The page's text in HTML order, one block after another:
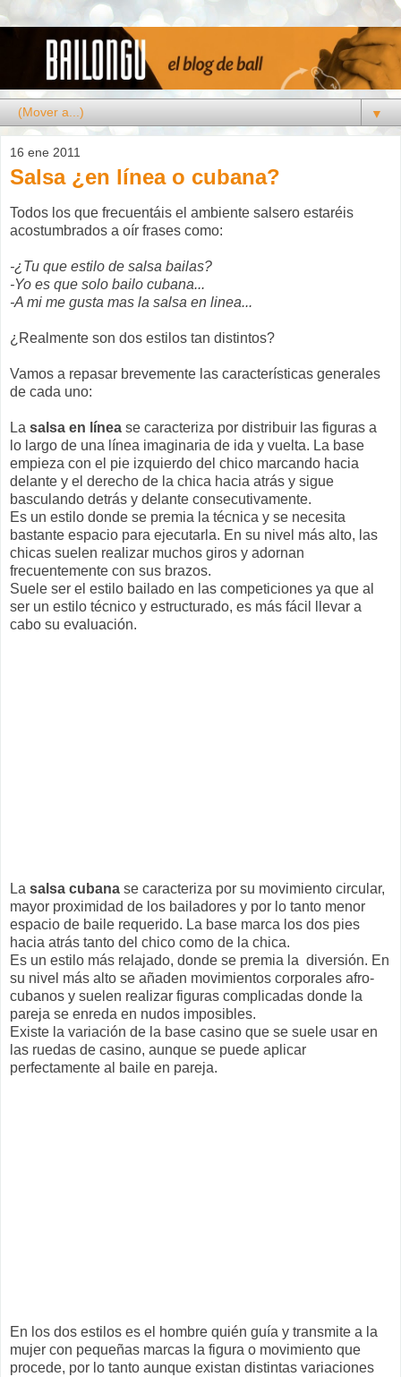
▼
16 ene 2011
Salsa ¿en línea o cubana?
Todos los que frecuentáis el ambiente salsero estaréis
acostumbrados a oír frases como:
-¿Tu que estilo de salsa bailas?
-Yo es que solo bailo cubana...
-A mi me gusta mas la salsa en linea...
¿Realmente son dos estilos tan distintos?
Vamos a repasar brevemente las características generales
de cada uno:
La salsa en línea se caracteriza por distribuir las figuras a
lo largo de una línea imaginaria de ida y vuelta. La base
empieza con el pie izquierdo del chico marcando hacia
delante y el derecho de la chica hacia atrás y sigue
basculando detrás y delante consecutivamente.
Es un estilo donde se premia la técnica y se necesita
bastante espacio para ejecutarla. En su nivel más alto, las
chicas suelen realizar muchos giros y adornan
frecuentemente con sus brazos.
Suele ser el estilo bailado en las competiciones ya que al
ser un estilo técnico y estructurado, es más fácil llevar a
cabo su evaluación.
La salsa cubana se caracteriza por su movimiento circular,
mayor proximidad de los bailadores y por lo tanto menor
espacio de baile requerido. La base marca los dos pies
hacia atrás tanto del chico como de la chica.
Es un estilo más relajado, donde se premia la diversión. En
su nivel más alto se añaden movimientos corporales afro-
cubanos y suelen realizar figuras complicadas donde la
pareja se enreda en nudos imposibles.
Existe la variación de la base casino que se suele usar en
las ruedas de casino, aunque se puede aplicar
perfectamente al baile en pareja.
En los dos estilos es el hombre quién guía y transmite a la
mujer con pequeñas marcas la figura o movimiento que
procede, por lo tanto aunque existan distintas variaciones